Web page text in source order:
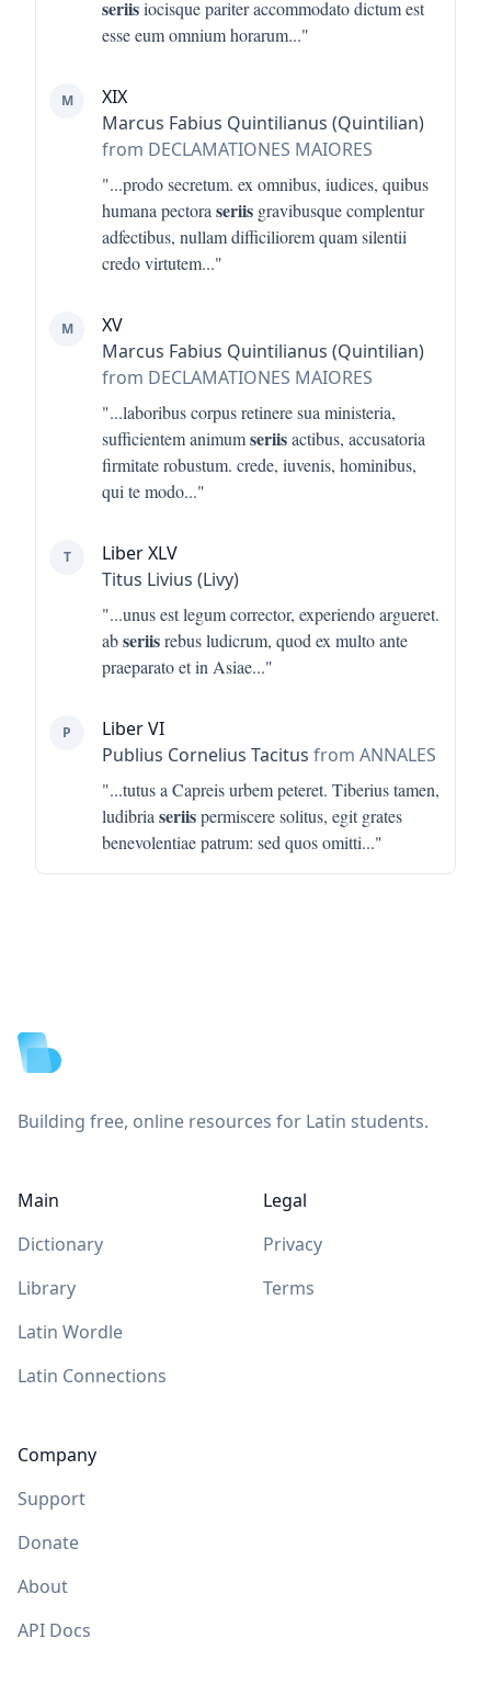
seriisiocisque pariter accommodato dictum est
esse eum omnium horarum..."
M
XIX
Marcus Fabius Quintilianus (Quintilian)
from DECLAMATIONES MAIORES
"...prodo secretum. ex omnibus, iudices, quibus
humana pectora seriis gravibusque complentur
adfectibus, nullam difficiliorem quam silentii
credo virtutem..."
M
XV
Marcus Fabius Quintilianus (Quintilian)
from DECLAMATIONES MAIORES
"...laboribus corpus retinere sua ministeria,
sufficientem animumseriisactibus, accusatoria
firmitate robustum. crede, iuvenis, hominibus,
qui te modo..."
T
Liber XLV
Titus Livius (Livy)
"...unus est legum corrector, experiendo argueret.
abseriisrebus ludicrum, quod ex multo ante
praeparato et in Asiae..."
P
Liber VI
Publius Cornelius Tacitus from ANNALES
"...tutus a Capreis urbem peteret. Tiberius tamen,
ludibria seriispermiscere solitus, egit grates
benevolentiae patrum: sed quos omitti..."
Building free, online resources for Latin students.
Main
Dictionary
Library
Latin Wordle
Latin Connections
Company
Support
Donate
About
API Docs
Legal
Privacy
Terms